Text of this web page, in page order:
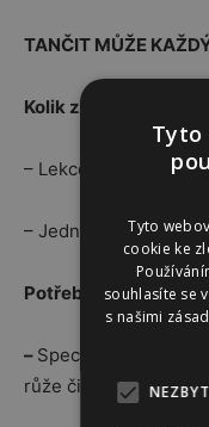
TANČIT MŮŽE
Kolik za tanec?
– Lekce o 12
– Jednorázové
Potřeby?
– Speciální boty,
růže či hřebeny do
Tyto
Tyto
cookie ke
souhlasíte se
s našimi